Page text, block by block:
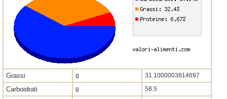
Grassi g 31.1000003814697
Carboidrati g 58.5